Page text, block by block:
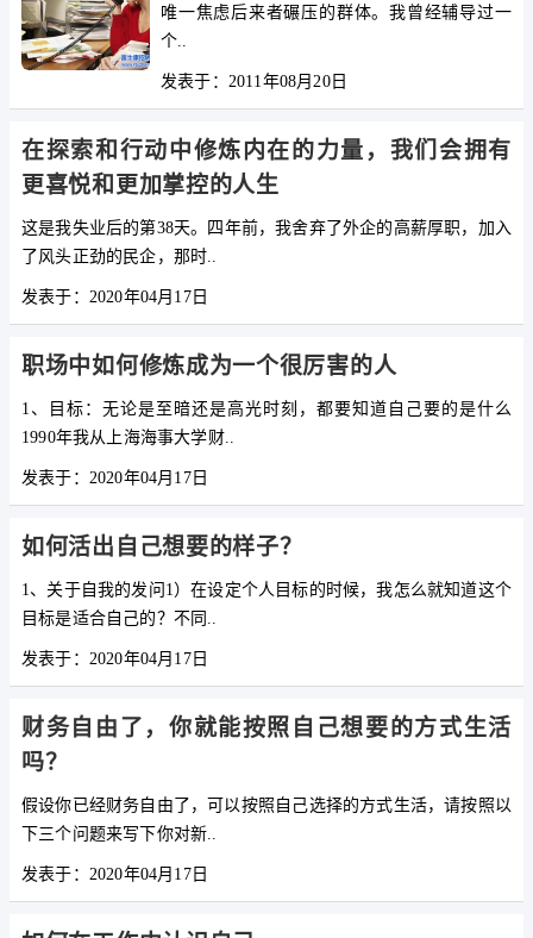
唯一焦虑后来者碾压的群体。我曾经辅导过一
个..
发表于：2011年08月20日
在探索和行动中修炼内在的力量，我们会拥有
更喜悦和更加掌控的人生
这是我失业后的第38天。四年前，我舍弃了外企的高薪厚职，加入
了风头正劲的民企，那时..
发表于：2020年04月17日
职场中如何修炼成为一个很厉害的人
1、目标：无论是至暗还是高光时刻，都要知道自己要的是什么
1990年我从上海海事大学财..
发表于：2020年04月17日
如何活出自己想要的样子？
1、关于自我的发问1）在设定个人目标的时候，我怎么就知道这个
目标是适合自己的？不同..
发表于：2020年04月17日
财务自由了，你就能按照自己想要的方式生活
吗？
假设你已经财务自由了，可以按照自己选择的方式生活，请按照以
下三个问题来写下你对新..
发表于：2020年04月17日